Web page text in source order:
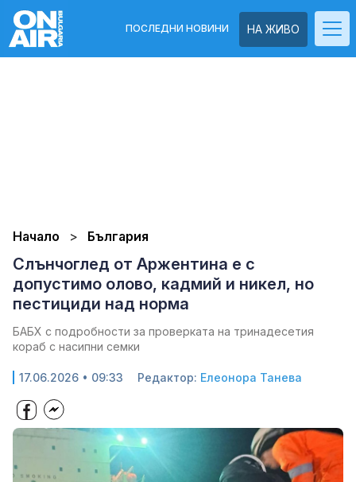
НА ЖИВО
ПОСЛЕДНИ НОВИНИ
Начало България
Слънчоглед от Аржентина е с
допустимо олово, кадмий и никел, но
пестициди над норма
БАБХ с подробности за проверката на тринадесетия
кораб с насипни семки
17.06.2026 • 09:33 Редактор: Елеонора Танева